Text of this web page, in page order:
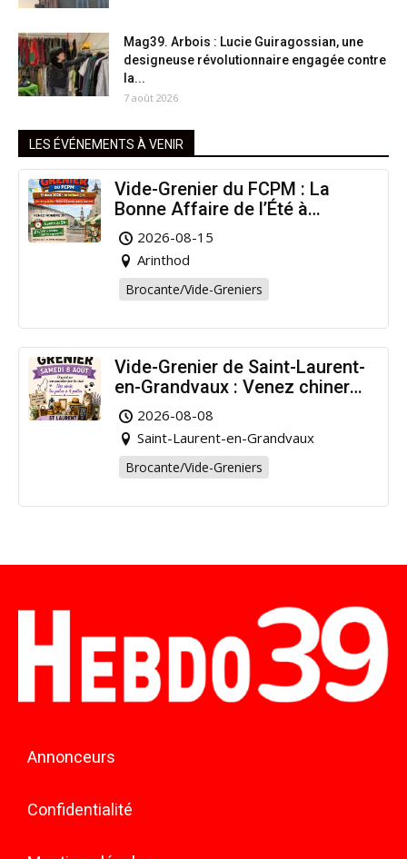
Mag39. Arbois : Lucie Guiragossian, une
designeuse révolutionnaire engagée contre
la...
7 août 2026
LES ÉVÉNEMENTS À VENIR
Vide-Grenier du FCPM : La
Bonne Affaire de l’Été à
Arinthod !
2026-08-15
Arinthod
Brocante/Vide-Greniers
Vide-Grenier de Saint-Laurent-
en-Grandvaux : Venez chiner
pour la bonne cause !
2026-08-08
Saint-Laurent-en-Grandvaux
Brocante/Vide-Greniers